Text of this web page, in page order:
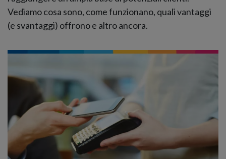
Vediamo cosa sono, come funzionano, quali vantaggi
(e svantaggi) offrono e altro ancora.